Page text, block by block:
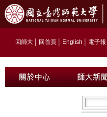
回師大 回首頁 English 電子報